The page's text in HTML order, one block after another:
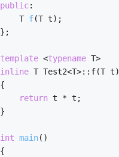
public:
T f(T t) ;
};
template <typename T>
inline T Test2<T>::f(T t)
{
return t * t;
}
int main()
{